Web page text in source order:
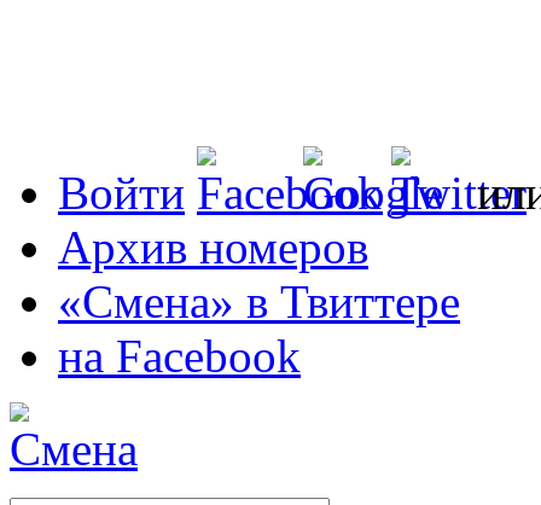
Войти
Архив номеров
«Смена» в Твиттере
на Facebook